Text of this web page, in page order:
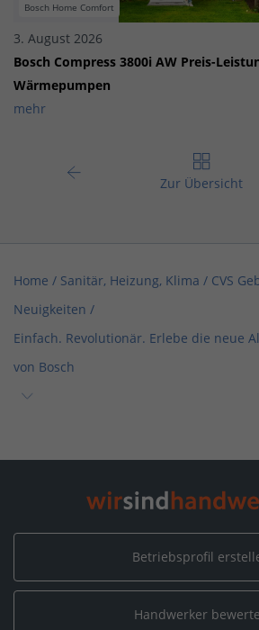
Bosch Home Comfort
3. August 2026
Bosch Compress 3800i AW Preis-
Wärmepumpen
mehr
Zur Übersicht
Home / Sanitär, Heizung, Klima / CVS
Neuigkeiten /
Einfach. Revolutionär. Erlebe die neue
von Bosch
Einfach. Revolutionär. Erlebe die neue
Betriebsprofil
Handwerker